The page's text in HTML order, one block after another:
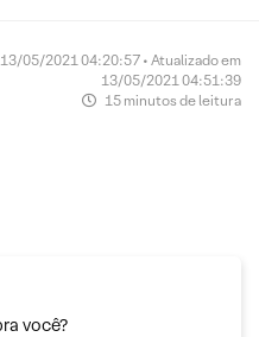
13/05/2021 04:20:57 • Atualizado em
13/05/2021 04:51:39
15 minutos de leitura
você?